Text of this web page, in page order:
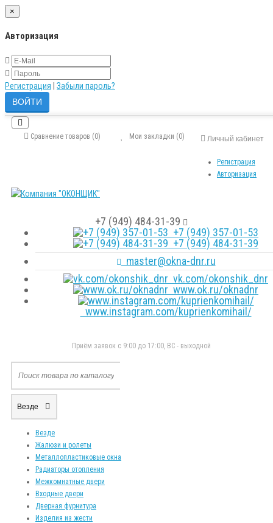
×
Авторизация
Регистрация Забыли пароль?
Личный кабинет
Регистрация
Авторизация
Мои закладки (0)
Сравнение товаров (0)
+7 (949) 484-31-39
+7 (949) 357-01-53
+7 (949) 484-31-39
master@okna-dnr.ru
vk.com/okonshik_dnr
www.ok.ru/oknadnr
www.instagram.com/kuprienkomihail/
Приём заявок с 9:00 до 17:00, ВС - выходной
Везде
Везде
Жалюзи и ролеты
Металлопластиковые окна
Радиаторы отопления
Межкомнатные двери
Входные двери
Дверная фурнитура
Изделия из жести